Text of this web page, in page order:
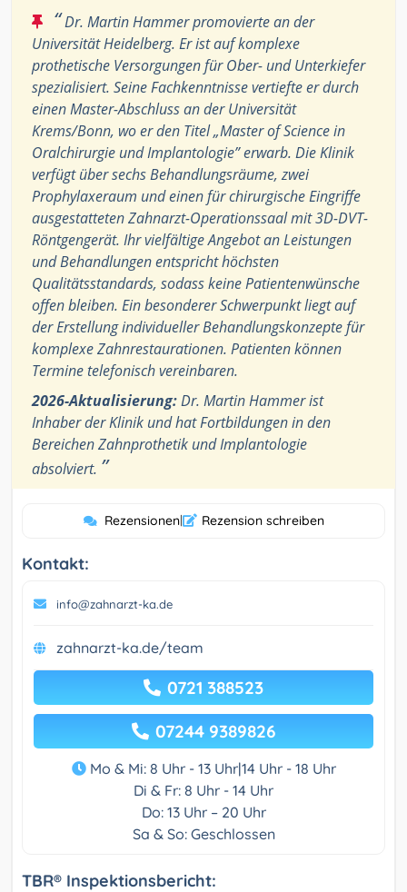
“Dr. Martin Hammer promovierte an der
Universität Heidelberg. Er ist auf komplexe
prothetische Versorgungen für Ober- und Unterkiefer
spezialisiert. Seine Fachkenntnisse vertiefte er durch
einen Master-Abschluss an der Universität
Krems/Bonn, wo er den Titel „Master of Science in
Oralchirurgie und Implantologie” erwarb. Die Klinik
verfügt über sechs Behandlungsräume, zwei
Prophylaxeraum und einen für chirurgische Eingriffe
ausgestatteten Zahnarzt-Operationssaal mit 3D-DVT-
Röntgengerät. Ihr vielfältige Angebot an Leistungen
und Behandlungen entspricht höchsten
Qualitätsstandards, sodass keine Patientenwünsche
offen bleiben. Ein besonderer Schwerpunkt liegt auf
der Erstellung individueller Behandlungskonzepte für
komplexe Zahnrestaurationen. Patienten können
Termine telefonisch vereinbaren.
2026-Aktualisierung:Dr. Martin Hammer ist
Inhaber der Klinik und hat Fortbildungen in den
Bereichen Zahnprothetik und Implantologie
absolviert. ”
Rezensionen| Rezension schreiben
Kontakt:
info@zahnarzt-ka.de
zahnarzt-ka.de/team
0721 388523
07244 9389826
Mo & Mi: 8 Uhr - 13 Uhr|14 Uhr - 18 Uhr
Di & Fr: 8 Uhr - 14 Uhr
Do: 13 Uhr – 20 Uhr
Sa & So: Geschlossen
TBR® Inspektionsbericht: